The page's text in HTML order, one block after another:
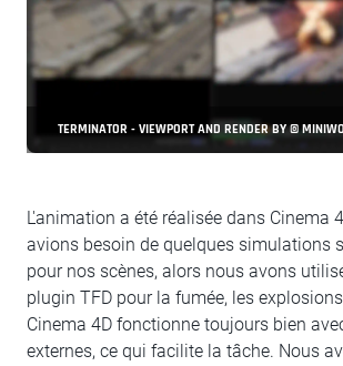
TERMINATOR - VIEWPORT AND RENDER BY ©
L'animation a été réalisée dans Cinema
avions besoin de quelques simulations
pour nos scènes, alors nous avons
plugin TFD pour la fumée, les
Cinema 4D fonctionne toujours bien
externes, ce qui facilite la tâche. Nous